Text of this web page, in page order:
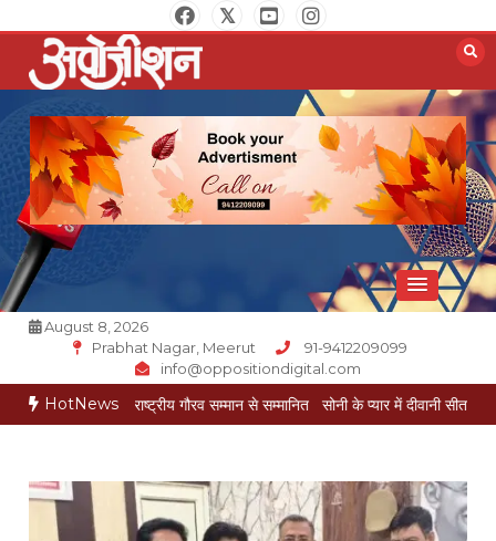
to
content
Opposition Digital
August 8, 2026
Prabhat Nagar, Meerut
91-9412209099
info@oppositiondigital.com
HotNews
राष्ट्रीय गौरव सम्मान से सम्मानित सोनी के प्यार में दीवानी सीता पहुंची मेरठ सोनी के